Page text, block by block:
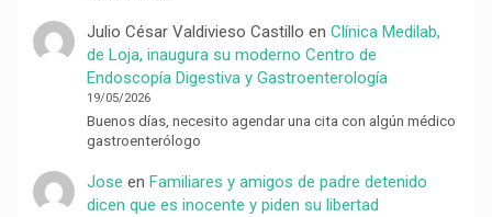
Julio César Valdivieso Castillo en Clínica Medilab,
de Loja, inaugura su moderno Centro de
Endoscopía Digestiva y Gastroenterología
19/05/2026
Buenos días, necesito agendar una cita con algún médico
gastroenterólogo
Jose en Familiares y amigos de padre detenido
dicen que es inocente y piden su libertad